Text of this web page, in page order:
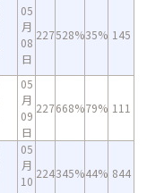
05
月
08
日
227528%35% 145
05
月
09
日
227668%79% 111
05
月
10
224345%44% 844